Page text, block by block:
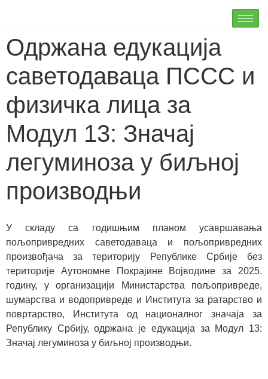
Одржана едукација
саветодаваца ПССС и
физичка лица за
Модул 13: Значај
легуминоза у биљној
производњи
У складу са годишњим планом усавршавања
пољопривредних саветодаваца и пољопривредних
произвођача за територију Републике Србије без
територије Аутономне Покрајине Војводине за 2025.
годину, у организацији Министарства пољопривреде,
шумарства и водопривреде и Института за ратарство и
повртарство, Института од националног значаја за
Републику Србију, одржана је едукација за Модул 13:
Значај легуминоза у биљној производњи.